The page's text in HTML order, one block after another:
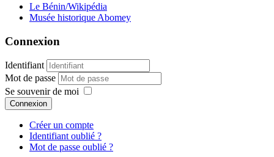
Le Bénin/Wikipédia
Musée historique Abomey
Connexion
Identifiant
Mot de passe
Se souvenir de moi
Connexion
Créer un compte
Identifiant oublié ?
Mot de passe oublié ?